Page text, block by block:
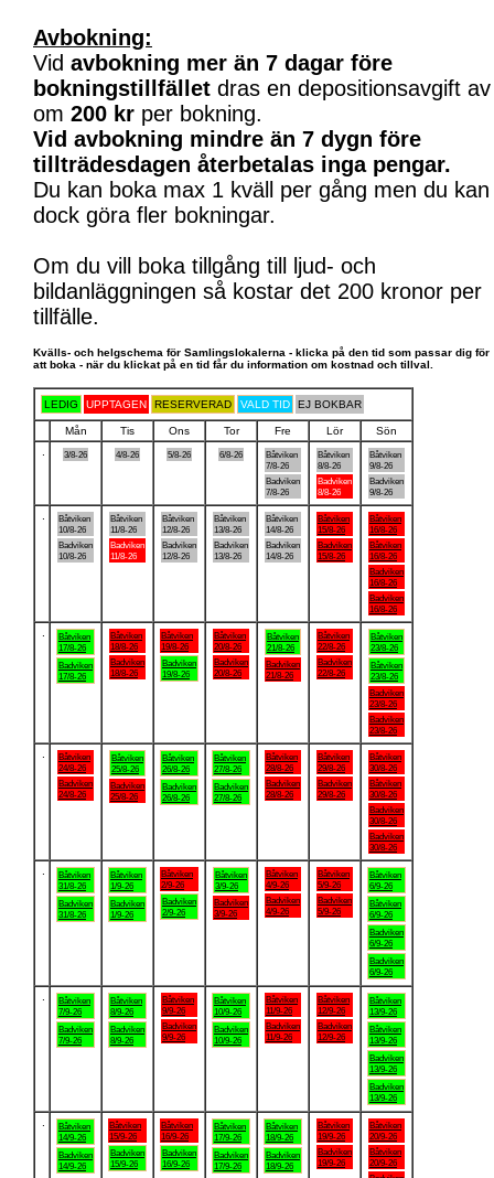
Avbokning:
Vid avbokning mer än 7 dagar före
bokningstillfället dras en depositionsavgift av
om 200 kr per bokning.
Vid avbokning mindre än 7 dygn före
tillträdesdagen återbetalas inga pengar.
Du kan boka max 1 kväll per gång men du kan
dock göra fler bokningar.
Om du vill boka tillgång till ljud- och
bildanläggningen så kostar det 200 kronor per
tillfälle.
Kvälls- och helgschema för Samlingslokalerna - klicka på den tid som passar dig för
att boka - när du klickat på en tid får du information om kostnad och tillval.
LEDIG UPPTAGEN RESERVERAD VALD TID EJ BOKBAR
Mån Tis Ons Tor Fre Lör
Sön
3/8-26 4/8-26 5/8-26 6/8-26
Båtviken
7/8-26
Badviken
7/8-26
Båtviken
8/8-26
Badviken
8/8-26
Båtviken
9/8-26
Badviken
9/8-26
Båtviken
10/8-26
Badviken
10/8-26
Båtviken
11/8-26
Badviken
11/8-26
Båtviken
12/8-26
Badviken
12/8-26
Båtviken
13/8-26
Badviken
13/8-26
Båtviken
14/8-26
Badviken
14/8-26
Båtviken
15/8-26
Badviken
15/8-26
Båtviken
16/8-26
Båtviken
16/8-26
Badviken
16/8-26
Badviken
16/8-26
Båtviken
17/8-26
Badviken
17/8-26
Båtviken
18/8-26
Badviken
18/8-26
Båtviken
19/8-26
Badviken
19/8-26
Båtviken
20/8-26
Badviken
20/8-26
Båtviken
21/8-26
Badviken
21/8-26
Båtviken
22/8-26
Badviken
22/8-26
Båtviken
23/8-26
Båtviken
23/8-26
Badviken
23/8-26
Badviken
23/8-26
Båtviken
24/8-26
Badviken
24/8-26
Båtviken
25/8-26
Badviken
25/8-26
Båtviken
26/8-26
Badviken
26/8-26
Båtviken
27/8-26
Badviken
27/8-26
Båtviken
28/8-26
Badviken
28/8-26
Båtviken
29/8-26
Badviken
29/8-26
Båtviken
30/8-26
Båtviken
30/8-26
Badviken
30/8-26
Badviken
30/8-26
Båtviken
31/8-26
Badviken
31/8-26
Båtviken
1/9-26
Badviken
1/9-26
Båtviken
2/9-26
Badviken
2/9-26
Båtviken
3/9-26
Badviken
3/9-26
Båtviken
4/9-26
Badviken
4/9-26
Båtviken
5/9-26
Badviken
5/9-26
Båtviken
6/9-26
Båtviken
6/9-26
Badviken
6/9-26
Badviken
6/9-26
Båtviken
7/9-26
Badviken
7/9-26
Båtviken
8/9-26
Badviken
8/9-26
Båtviken
9/9-26
Badviken
9/9-26
Båtviken
10/9-26
Badviken
10/9-26
Båtviken
11/9-26
Badviken
11/9-26
Båtviken
12/9-26
Badviken
12/9-26
Båtviken
13/9-26
Båtviken
13/9-26
Badviken
13/9-26
Badviken
13/9-26
Båtviken
14/9-26
Badviken
14/9-26
Båtviken
15/9-26
Badviken
15/9-26
Båtviken
16/9-26
Badviken
16/9-26
Båtviken
17/9-26
Badviken
17/9-26
Båtviken
18/9-26
Badviken
18/9-26
Båtviken
19/9-26
Badviken
19/9-26
Båtviken
20/9-26
Båtviken
20/9-26